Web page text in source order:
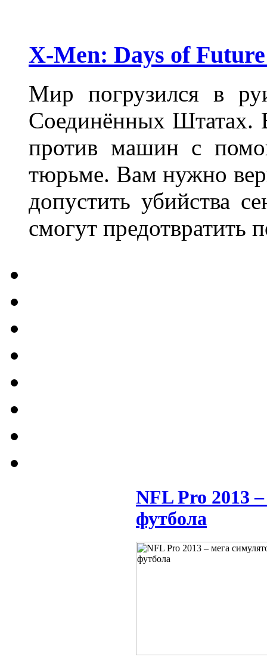
X-Men: Days of
Мир погрузился в
Соединённых Штатах.
против машин с
тюрьме. Вам нужно
допустить убийства
смогут предотвратить
NFL Pro 2013
футбола